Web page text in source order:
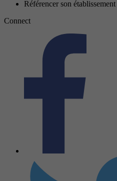
Référencer son établissement
Connect